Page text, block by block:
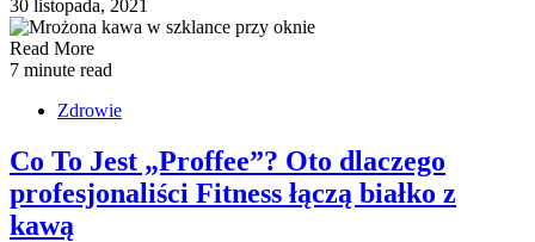
30 listopada, 2021
Read More
7 minute read
Zdrowie
Co To Jest „Proffee”? Oto dlaczego
profesjonaliści Fitness łączą białko z
kawą